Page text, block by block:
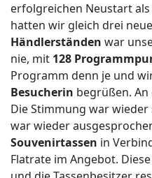
erfolgreichen Neustart
hatten wir gleich drei
Händlerständen war
nie, mit 128
Programm denn je und
Besucherin begrüßen.
Die Stimmung war
war wieder
Souvenirtassen in
Flatrate im Angebot.